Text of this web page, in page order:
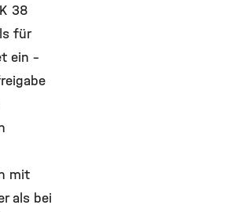
38
für
ein -
mit
als bei